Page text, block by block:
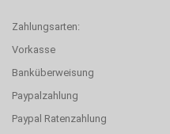
Zahlungsarten:
Vorkasse
Banküberweisung
Paypalzahlung
Paypal Ratenzahlung